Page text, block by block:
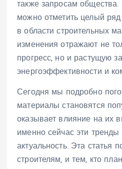
также запросам общества.
можно отметить целый
в области строительных
изменения отражают не
прогресс, но и растущую
энергоэффективности и
Сегодня мы подробно
материалы становятся
оказывает влияние на их
именно сейчас эти
актуальность. Эта статья
строителям, и тем, кто